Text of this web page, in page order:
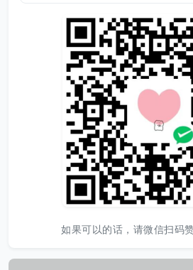
如果可以的话，请微信扫码